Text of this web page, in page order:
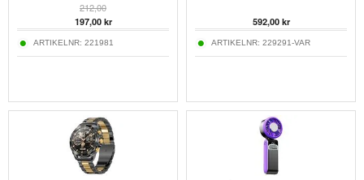
212,00
197,00kr
ARTIKELNR: 221981
592,00kr
ARTIKELNR: 229291-VAR